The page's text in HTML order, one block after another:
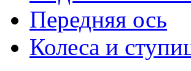
Передняя ось
Колеса и